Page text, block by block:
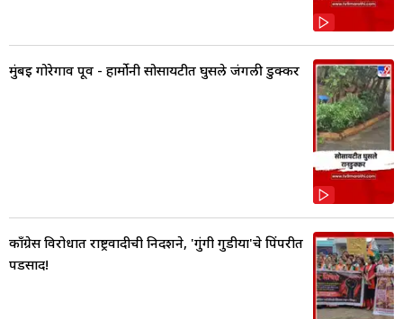
मुंबई गोरेगाव पूर्व - हार्मोनी सोसायटीत घुसले जंगली डुक्कर
काँग्रेस विरोधात राष्ट्रवादीची निदर्शने, 'गुंगी गुडीया'चे पिंपरीत
पडसाद!